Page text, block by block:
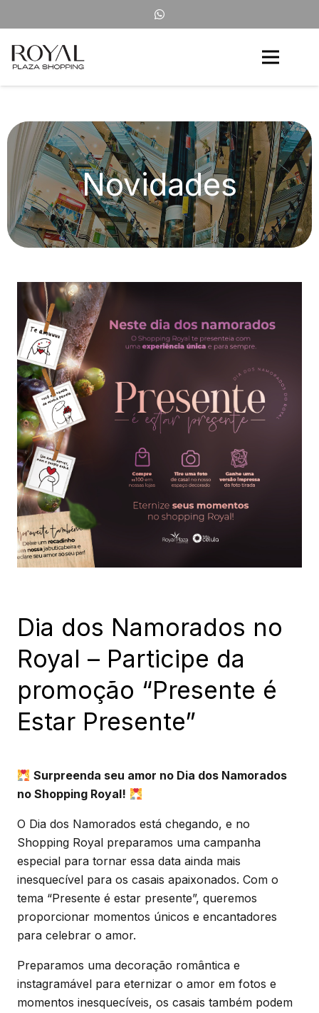
Novidades
Dia dos Namorados no
Royal – Participe da
promoção “Presente é
Estar Presente”
Surpreenda seu amor no Dia dos Namorados
no Shopping Royal!
O Dia dos Namorados está chegando, e no
Shopping Royal preparamos uma campanha
especial para tornar essa data ainda mais
inesquecível para os casais apaixonados. Com o
tema “Presente é estar presente”, queremos
proporcionar momentos únicos e encantadores
para celebrar o amor.
Preparamos uma decoração romântica e
instagramável para eternizar o amor em fotos e
momentos inesquecíveis, os casais também podem